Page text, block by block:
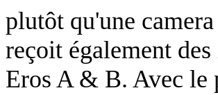
plutôt qu'une
reçoit également
Eros A & B. Avec